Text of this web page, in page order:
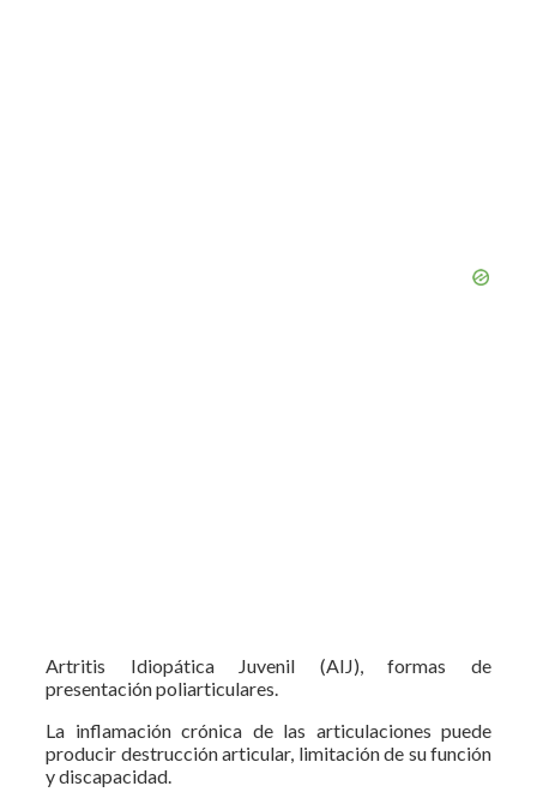
Artritis Idiopática Juvenil (AIJ), formas de
presentación poliarticulares.
La inflamación crónica de las articulaciones puede
producir destrucción articular, limitación de su función
y discapacidad.